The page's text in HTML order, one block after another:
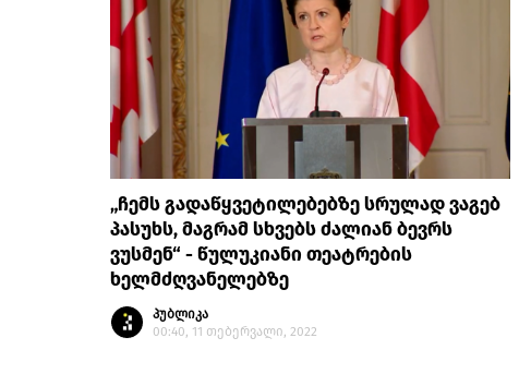
„ჩემს გადაწყვეტილებებზე სრულად ვაგებ
პასუხს, მაგრამ სხვებს ძალიან ბევრს
ვუსმენ“ - წულუკიანი თეატრების
ხელმძღვანელებზე
პუბლიკა
00:40, 11 თებერვალი, 2022